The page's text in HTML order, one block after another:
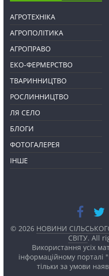
АГРОТЕХНІКА
АГРОПОЛІТИКА
АГРОПРАВО
ЕКО-ФЕРМЕРСТВО
ТВАРИННИЦТВО
РОСЛИННИЦТВО
ЛЯ СЕЛО
БЛОГИ
ФОТОГАЛЕРЕЯ
ІНШЕ
© 2026 НОВИНИ
СВІТУ. All
Використання усіх
інформаційному
тільки за умови